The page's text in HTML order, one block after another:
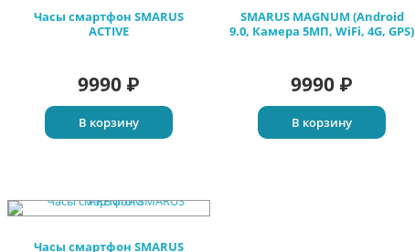
Часы смартфон SMARUS
ACTIVE
9990 ₽
В корзину
SMARUS MAGNUM (Android
9.0, Камера 5МП, WiFi, 4G, GPS)
9990 ₽
В корзину
Часы смартфон SMARUS